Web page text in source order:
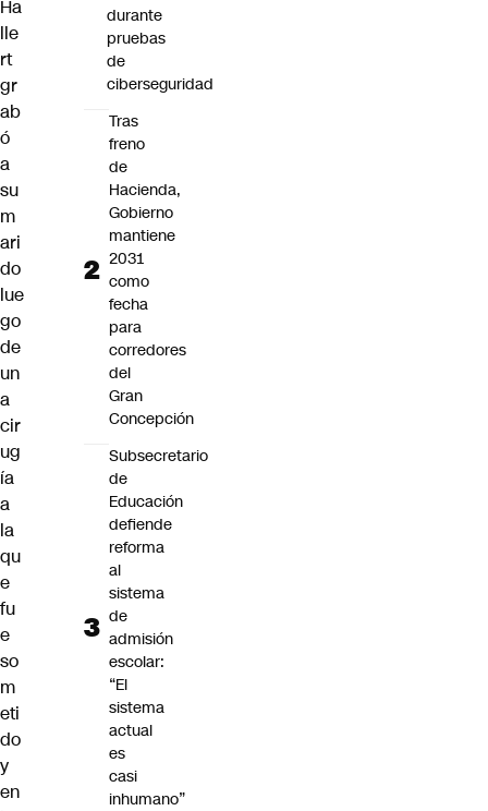
Ha
lle
rt
gr
ab
ó
a
su
m
ari
do
lue
go
de
un
a
cir
ug
ía
a
la
qu
e
fu
e
so
m
eti
do
y
en
durante
pruebas
de
ciberseguridad
Tras
freno
de
Hacienda,
Gobierno
mantiene
2031
como
fecha
para
corredores
del
Gran
Concepción
Subsecretario
de
Educación
defiende
reforma
al
sistema
de
admisión
escolar:
“El
sistema
actual
es
casi
inhumano”